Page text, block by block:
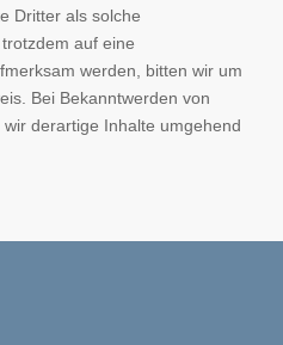
Dritter als solche
auf eine
werden, bitten wir um
Bei Bekanntwerden von
derartige Inhalte umgehend